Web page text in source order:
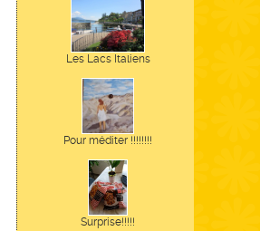
Les Lacs Italiens
Pour méditer !!!!!!!!
Surprise!!!!!